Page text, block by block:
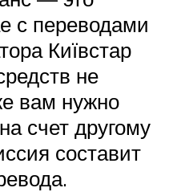
с переводами
Київстар
не
вам нужно
счет другому
составит